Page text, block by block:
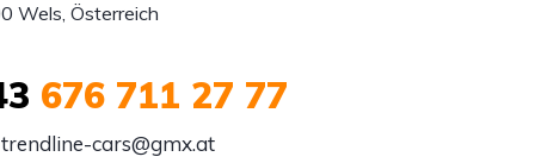
Wels, Österreich
676 711 27 77
trendline-cars@gmx.at